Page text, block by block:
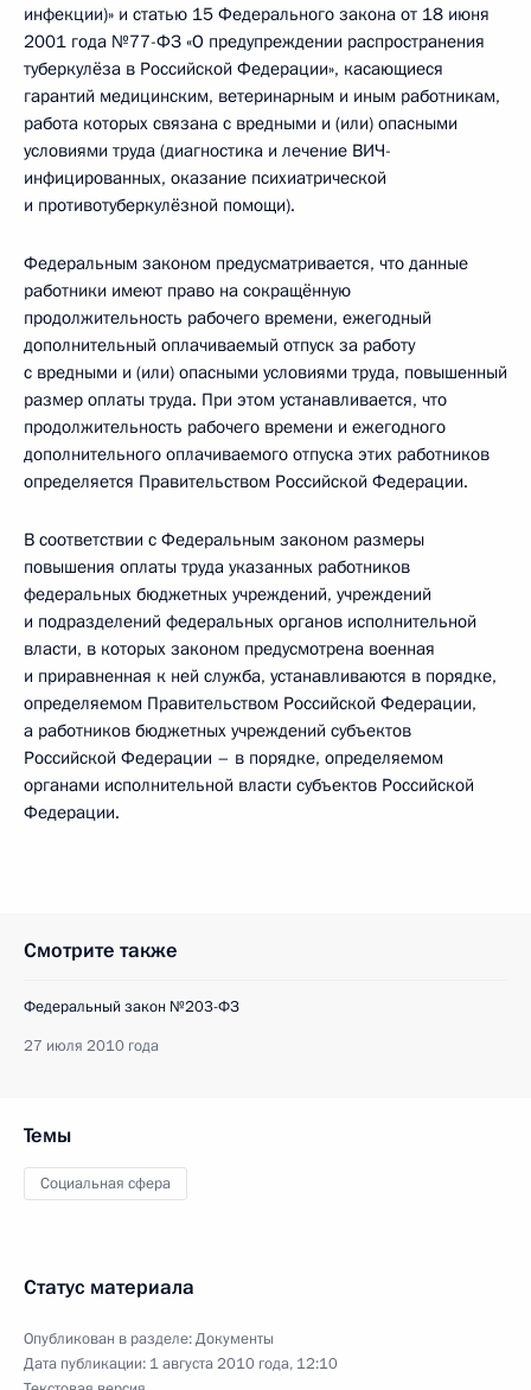
инфекции)» и статью 15 Федерального закона от 18 июня
2001 года №77-ФЗ «О предупреждении распространения
туберкулёза в Российской Федерации», касающиеся
гарантий медицинским, ветеринарным и иным работникам,
работа которых связана с вредными и (или) опасными
условиями труда (диагностика и лечение ВИЧ-
инфицированных, оказание психиатрической
и противотуберкулёзной помощи).
Федеральным законом предусматривается, что данные
работники имеют право на сокращённую
продолжительность рабочего времени, ежегодный
дополнительный оплачиваемый отпуск за работу
с вредными и (или) опасными условиями труда, повышенный
размер оплаты труда. При этом устанавливается, что
продолжительность рабочего времени и ежегодного
дополнительного оплачиваемого отпуска этих работников
определяется Правительством Российской Федерации.
В соответствии с Федеральным законом размеры
повышения оплаты труда указанных работников
федеральных бюджетных учреждений, учреждений
и подразделений федеральных органов исполнительной
власти, в которых законом предусмотрена военная
и приравненная к ней служба, устанавливаются в порядке,
определяемом Правительством Российской Федерации,
а работников бюджетных учреждений субъектов
Российской Федерации – в порядке, определяемом
органами исполнительной власти субъектов Российской
Федерации.
Смотрите также
Федеральный закон №203-ФЗ
27 июля 2010 года
Темы
Социальная сфера
Статус материала
Опубликован в разделе:Документы
Дата публикации: 1 августа 2010 года, 12:10